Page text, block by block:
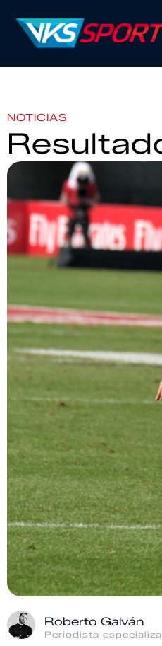
NOTICIAS
Roberto Galván
Periodista